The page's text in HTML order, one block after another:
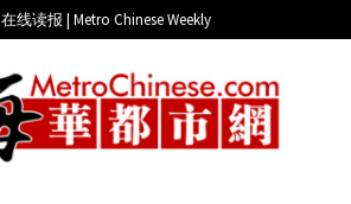
在线读报 | Metro Chinese Weekly